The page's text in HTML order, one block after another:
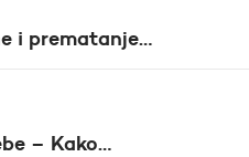
i prematanje…
– Kako…